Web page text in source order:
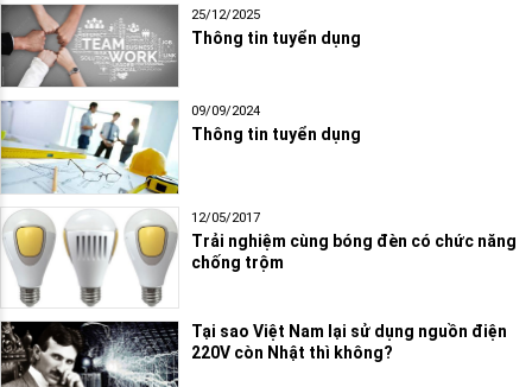
25/12/2025
Thông tin tuyển dụng
09/09/2024
Thông tin tuyển dụng
12/05/2017
Trải nghiệm cùng bóng đèn có chức năng
chống trộm
Tại sao Việt Nam lại sử dụng nguồn điện
220V còn Nhật thì không?